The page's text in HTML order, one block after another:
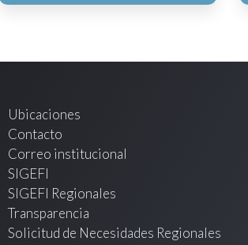
Ubicaciones
Contacto
Correo institucional
SIGEFI
SIGEFI Regionales
Transparencia
Solicitud de Necesidades Regionales